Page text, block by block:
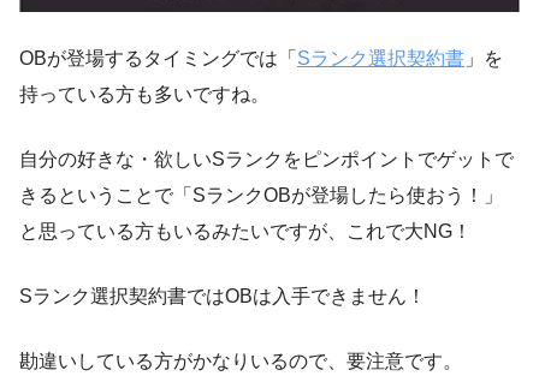
OBが登場するタイミングでは「 Sランク選択契約書 」を
持っている方も多いですね。
自分の好きな・欲しいSランクをピンポイントでゲットで
きるということで「SランクOBが登場したら使おう！」
と思っている方もいるみたいですが、これで大NG！
Sランク選択契約書ではOBは入手できません！
勘違いしている方がかなりいるので、要注意です。